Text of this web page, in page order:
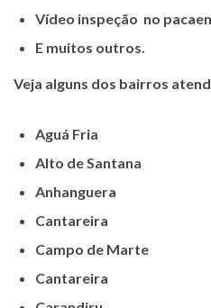
Vídeo inspeção no
E muitos outros.
Veja alguns dos bairros
Aguá Fria
Alto de Santana
Anhanguera
Cantareira
Campo de Marte
Cantareira